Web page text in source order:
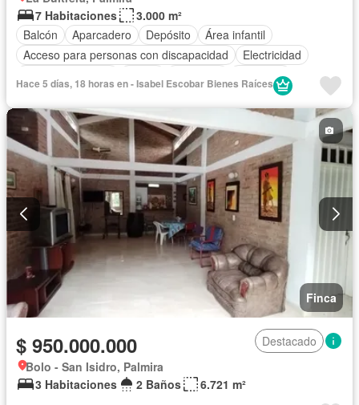
7 Habitaciones
3.000 m²
Balcón
Aparcadero Depósito
Área infantil
Acceso para personas con discapacidad
Electricidad
Gimnasio
Gas natural
Estudio
Vista panorámica
Seguridad privada
Cuarto de servicio
Piscina
Agua Patio
Hace 5 días, 18 horas en - Isabel Escobar Bienes Raíces
Finca
$ 950.000.000
Destacado
Bolo - San Isidro, Palmira
3 Habitaciones
2 Baños 6.721 m²